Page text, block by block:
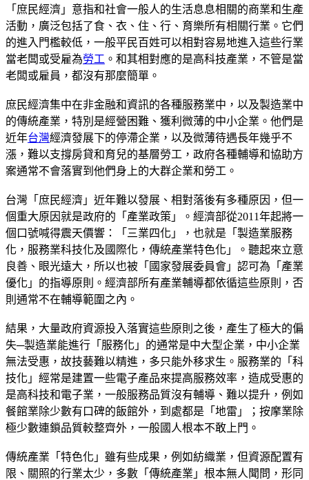
「庶民經濟」意指和社會一般人的生活息息相關的商業和生產
活動，廣泛包括了食、衣、住、行、育樂所有相關行業。它們
的進入門檻較低，一般平民百姓可以相對容易地進入這些行業
當老闆或受雇為勞工 。和其相對應的是高科技產業，不管是當
老闆或雇員，都沒有那麼簡單。
庶民經濟集中在非金融和資訊的各種服務業中，以及製造業中
的傳統產業，特別是經營困難、獲利微薄的中小企業。他們是
近年台灣經濟發展下的停滯企業，以及微薄待遇長年幾乎不
漲，難以支撐房貸和育兒的基層勞工，政府各種輔導和協助方
案通常不會落實到他們身上的大群企業和勞工。
台灣「庶民經濟」近年難以發展、相對落後有多種原因，但一
個重大原因就是政府的「產業政策」。經濟部從2011年起將一
個口號喊得震天價響：「三業四化」，也就是「製造業服務
化，服務業科技化及國際化，傳統產業特色化」。聽起來立意
良善、眼光遠大，所以也被「國家發展委員會」認可為「產業
優化」的指導原則。經濟部所有產業輔導都依循這些原則，否
則通常不在輔導範圍之內。
結果，大量政府資源投入落實這些原則之後，產生了極大的偏
失─製造業能進行「服務化」的通常是中大型企業，中小企業
無法受惠，故技藝難以精進，多只能外移求生。服務業的「科
技化」經常是建置一些電子產品來提高服務效率，造成受惠的
是高科技和電子業，一般服務品質沒有輔導、難以提升，例如
餐館業除少數有口碑的飯館外，到處都是「地雷」；按摩業除
極少數連鎖品質較整齊外，一般國人根本不敢上門。
傳統產業「特色化」雖有些成果，例如紡織業，但資源配置有
限、關照的行業太少，多數「傳統產業」根本無人聞問，形同